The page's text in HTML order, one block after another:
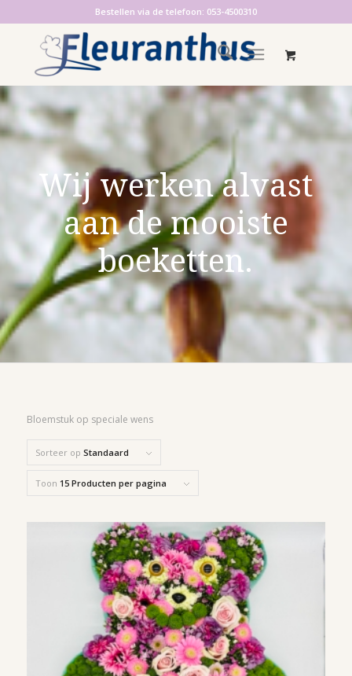
Bestellen via de telefoon: 053-4500310
Wij werken alvast
aan de mooiste
boeketten.
Bloemstuk op speciale wens
Sorteer op Standaard
Toon 15 Producten per pagina